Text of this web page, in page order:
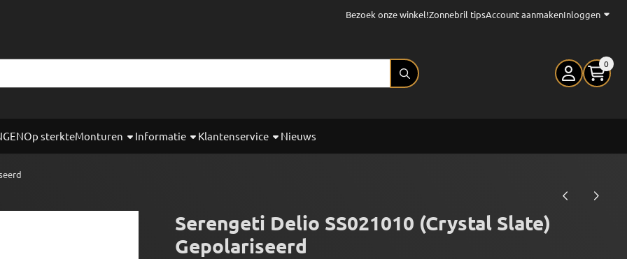
Bezoek onze winkel!Zonnebril tipsAccount aanmakenInloggen
0
Op sterkteMonturen Informatie Klantenservice Nieuws
Serengeti Delio SS021010 (Crystal Slate)
Gepolariseerd